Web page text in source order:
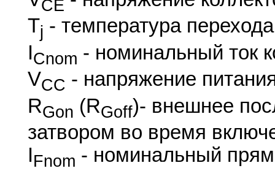
CE
Tj - температура
ICnom - номинальный ток
VCC - напряжение
RGon (RGoff)- внешнее
затвором во время
IFnom - номинальный